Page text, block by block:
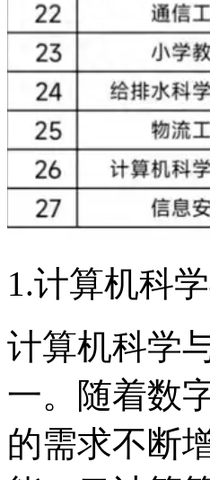
1.计算机科
计算机科学
一。随着数
的需求不断